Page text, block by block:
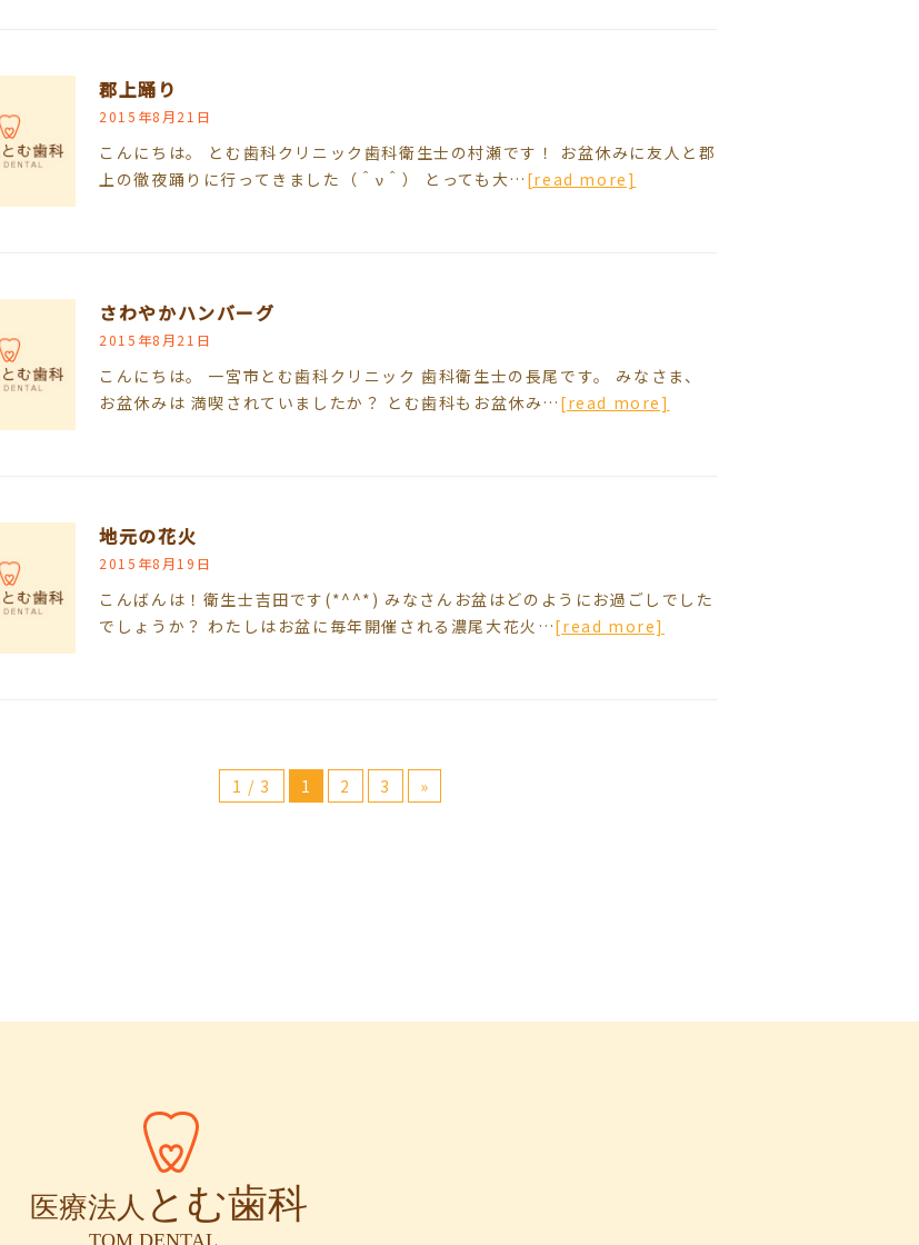
郡上踊り
2015年8月21日
こんにちは。 とむ歯科クリニック歯科衛生士の村瀬です！ お盆休みに友人と郡
上の徹夜踊りに行ってきました（＾ν＾） とっても大… [read more]
さわやかハンバーグ
2015年8月21日
こんにちは。 一宮市とむ歯科クリニック 歯科衛生士の長尾です。 みなさま、
お盆休みは 満喫されていましたか？ とむ歯科もお盆休み… [read more]
地元の花火
2015年8月19日
こんばんは！衛生士吉田です(*^^*) みなさんお盆はどのようにお過ごしでした
でしょうか？ わたしはお盆に毎年開催される濃尾大花火…[read more]
1 / 3 1 2 3 »